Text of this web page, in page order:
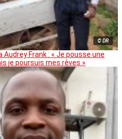
© DR
Audrey Frank : « Je pousse une
je poursuis mes rêves »